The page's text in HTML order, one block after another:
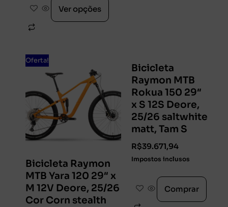
Ver opções
Oferta!
Bicicleta Raymon
MTB Yara 120 29″ x
M 12V Deore, 25/26
Cor Corn stealth
Bicicleta
Raymon MTB
Rokua 150 29″
x S 12S Deore,
25/26 saltwhite
matt, Tam S
R$39.671,94
Impostos inclusos
Comprar